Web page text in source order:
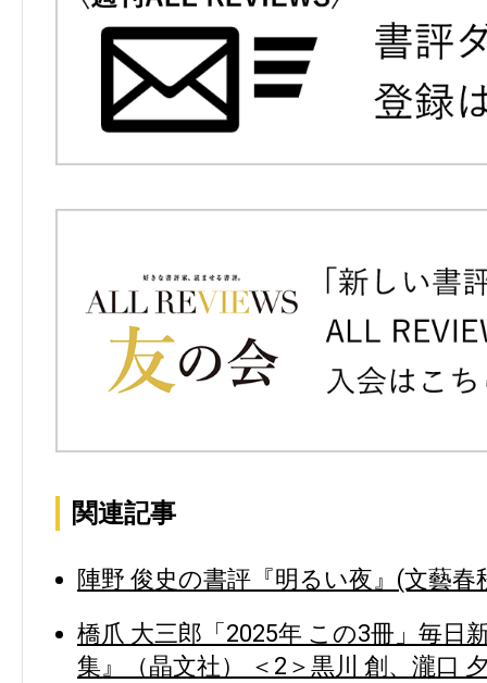
関連記事
陣野 俊史の書評『明るい夜』(文藝春
橋爪 大三郎「2025年 この3冊」毎日
集』（晶文社） ＜2＞黒川 創、瀧口